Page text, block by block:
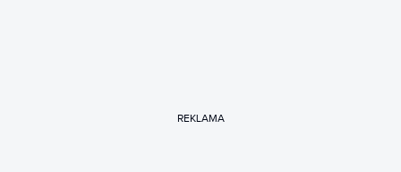
REKLAMA